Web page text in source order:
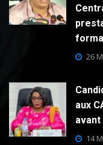
26
aux
avant
14